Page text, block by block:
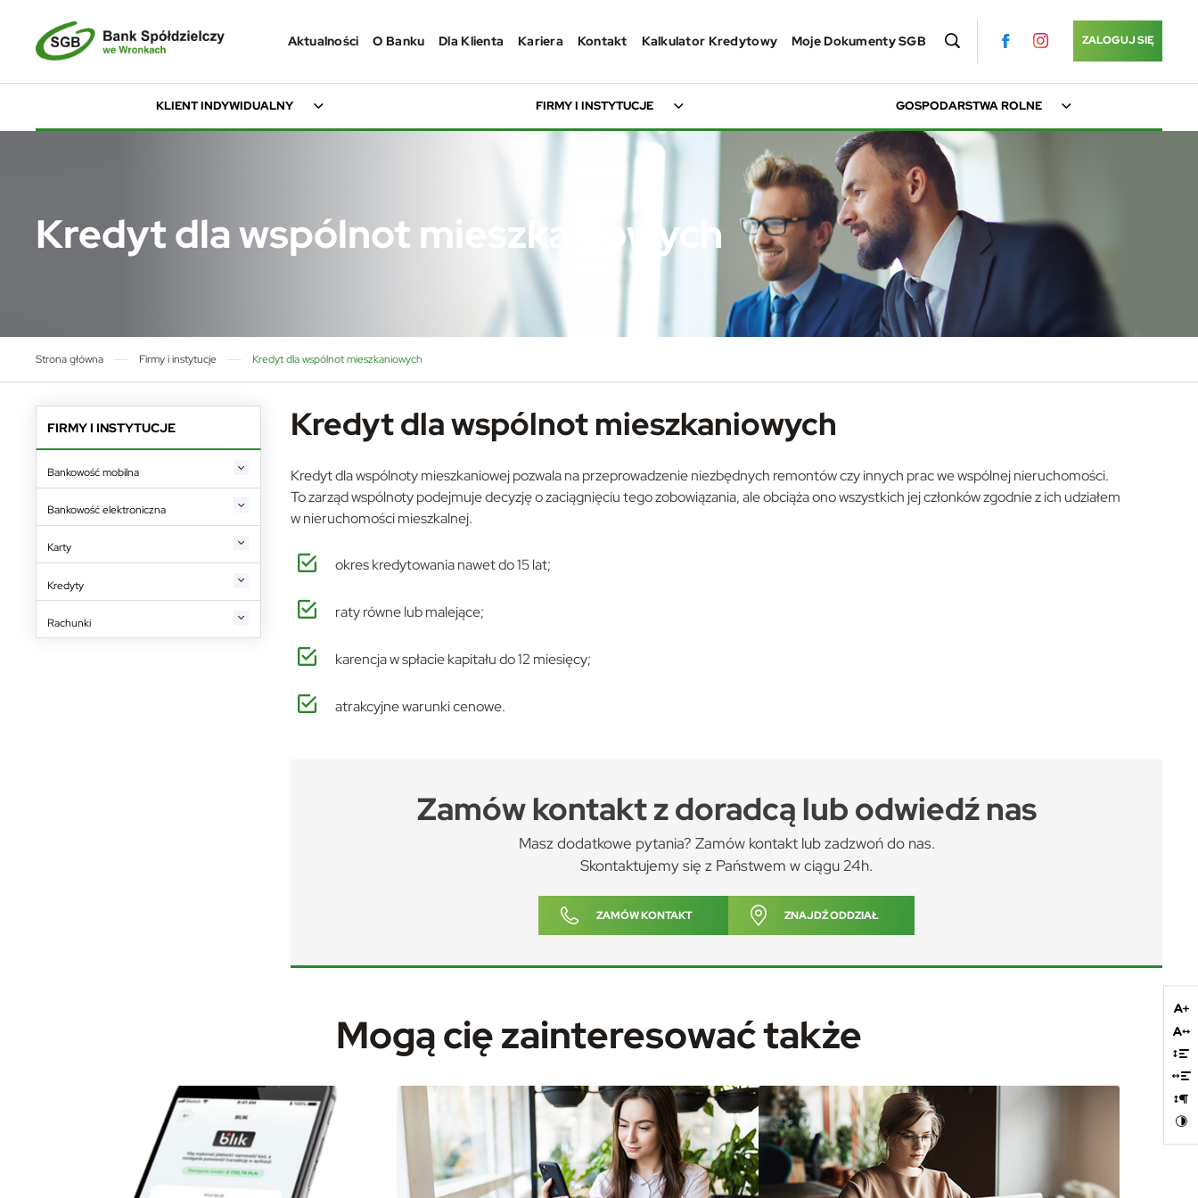
Aktualności
O Banku Dla Klienta Kariera Kontakt Kalkulator Kredytowy Moje Dokumenty SGB
KLIENT INDYWIDUALNY FIRMY I INSTYTUCJE GOSPODARSTWA ROLNE
ZALOGUJ SIĘ
Kredyt dla wspólnot mieszkaniowych
Strona główna Firmy i instytucje Kredyt dla wspólnot mieszkaniowych
FIRMY I INSTYTUCJE
Bankowość mobilna
Bankowość elektroniczna
Karty
Kredyty
Rachunki
Kredyt dla wspólnot mieszkaniowych
Kredyt dla wspólnoty mieszkaniowej pozwala na przeprowadzenie niezbędnych remontów czy innych prac we wspólnej nieruchomości.
To zarząd wspólnoty podejmuje decyzję o zaciągnięciu tego zobowiązania, ale obciąża ono wszystkich jej członków zgodnie z ich udziałem
w nieruchomości mieszkalnej.
okres kredytowania nawet do 15 lat;
raty równe lub malejące;
karencja w spłacie kapitału do 12 miesięcy;
atrakcyjne warunki cenowe.
Zamów kontakt z doradcą lub odwiedź nas
Masz dodatkowe pytania? Zamów kontakt lub zadzwoń do nas.
Skontaktujemy się z Państwem w ciągu 24h.
ZAMÓW KONTAKT ZNAJDŹ ODDZIAŁ
Mogą cię zainteresować także
Szanujemy Twoją prywatność. Możesz zmienić ustawienia cookies lub zaakceptować je
wszystkie. W dowolnym momencie możesz dokonać zmiany swoich ustawień.
Niezbędne pliki cookies służą do prawidłowego funkcjonowania strony internetowej i
umożliwiają Ci komfortowe korzystanie z oferowanych przez nas usług.
Twoich ustawień preferencji prywatności, logowania czy wypełniania formularzy. Dzięki
plikom cookies strona, z której korzystasz, może działać bez zakłóceń.
Zapoznaj się z POLITYKĄ PRYWATNOŚCI I PLIKÓW COOKIES.
Funkcjonalne i personalizacyjne
Tego typu pliki cookies umożliwiają stronie internetowej zapamiętanie wprowadzonych
przez Ciebie ustawień oraz personalizację określonych funkcjonalności czy
prezentowanych treści.